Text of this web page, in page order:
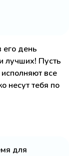
день
лучших! Пусть
все
несут тебя по
для